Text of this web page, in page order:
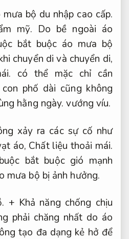
bộ du nhập cao cấp.
mỹ. Do bề ngoài áo
bắt buộc áo mưa bộ
chuyển di và chuyển di,
có thể mặc chỉ cần
phố dài cũng không
hằng ngày. vướng víu.
xảy ra các sự cố như
áo, Chất liệu thoải mái.
bắt buộc gió mạnh
mưa bộ bị ảnh hưởng.
+ Khả năng chống chịu
phải chăng nhất do áo
tạo đa dạng kẻ hở để